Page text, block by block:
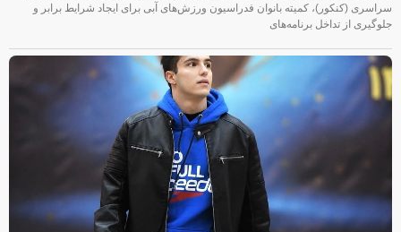
سراسری (کنکور)، کمیته بانوان فدراسیون ورزش‌های آبی برای ایجاد شرایط برابر و
جلوگیری از تداخل برنامه‌های